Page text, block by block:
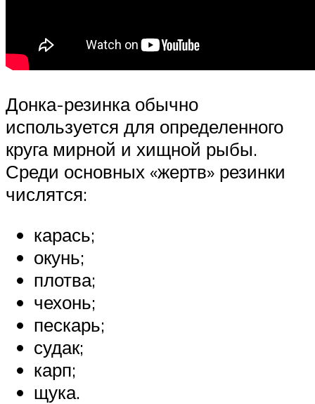
Донка-резинка обычно
используется для определенного
круга мирной и хищной рыбы.
Среди основных «жертв» резинки
числятся:
карась;
окунь;
плотва;
чехонь;
пескарь;
судак;
карп;
щука.